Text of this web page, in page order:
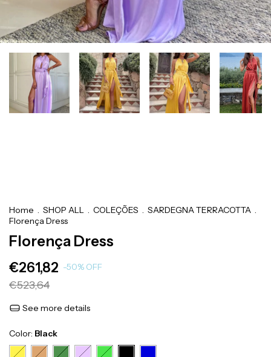
Home . SHOP ALL . COLEÇÕES . SARDEGNA TERRACOTTA .
Florença Dress
Florença Dress
€261,82 -50% OFF
€523,64
See more details
Color: Black